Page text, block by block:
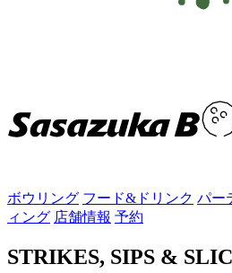
ボウリング フード&ドリンク パー
ィング 店舗情報 予約
STRIKES, SIPS & SLIC